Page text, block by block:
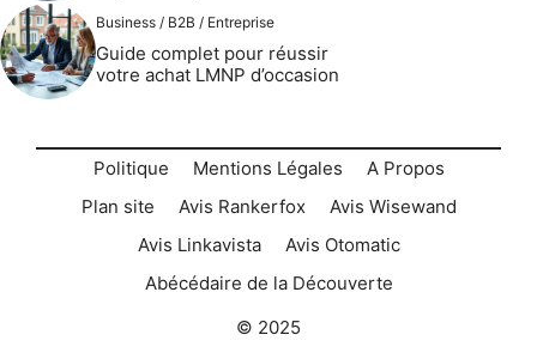
Business / B2B / Entreprise
Guide complet pour réussir
votre achat LMNP d’occasion
Politique Mentions Légales
A Propos
Plan site
Avis Rankerfox
Avis Wisewand
Avis Linkavista
Avis Otomatic
Abécédaire de la Découverte
© 2025